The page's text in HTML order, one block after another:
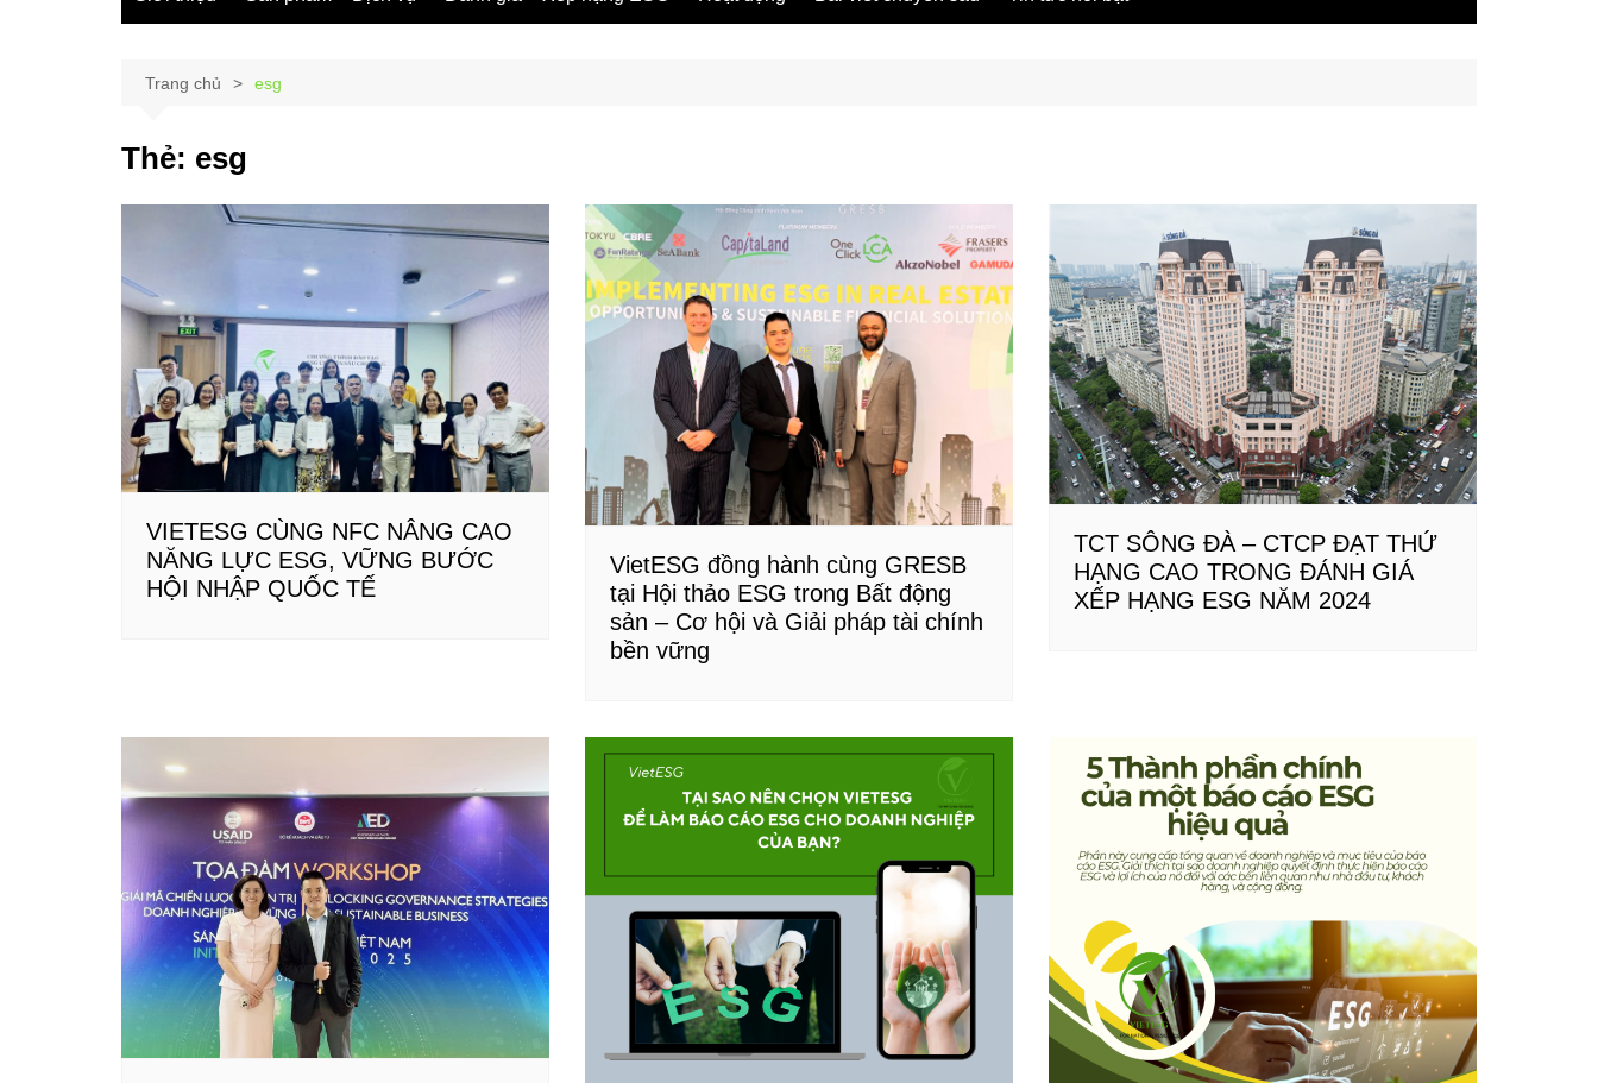
Trang chủ esg
Thẻ: esg
VIETESG CÙNG NFC NÂNG CAO
NĂNG LỰC ESG, VỮNG BƯỚC
HỘI NHẬP QUỐC TẾ
VietESG đồng hành cùng GRESB
tại Hội thảo ESG trong Bất động
sản – Cơ hội và Giải pháp tài chính
bền vững
TCT SÔNG ĐÀ – CTCP ĐẠT THỨ
HẠNG CAO TRONG ĐÁNH GIÁ
XẾP HẠNG ESG NĂM 2024